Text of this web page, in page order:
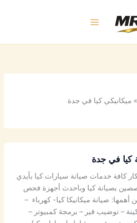
ميكانيكي كيا في جدة
كيا في جدة
كافة خدمات صيانة سيارات كيا بأيدي
بصيانة كيا وباحدث أجهزة فحص
أهمها: صيانة ميكانيكا كيا- كهرباء –
– توضيب قير – برمجة كمبيوتر –